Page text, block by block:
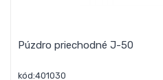
Púzdro priechodné J-50
kód:401030